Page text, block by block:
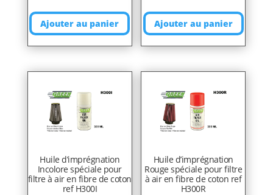
Ajouter au panier Ajouter au panier
Huile d’imprégnation
Incolore spéciale pour
filtre à air en fibre de coton
ref H300I
Huile d’imprégnation
Rouge spéciale pour filtre
à air en fibre de coton ref
H300R